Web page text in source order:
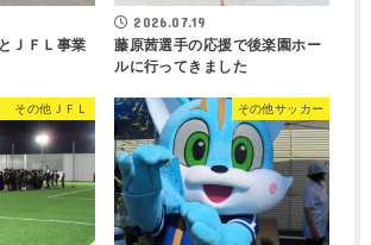
ＪＦＬ事業
2026.07.19
藤原茜選手の応援で後楽園ホー
ルに行ってきました
その他ＪＦＬ その他サッカー